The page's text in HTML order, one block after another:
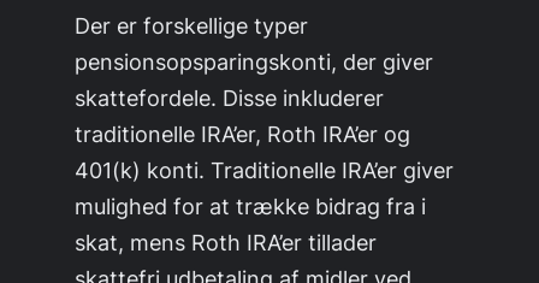
Der er forskellige typer
pensionsopsparingskonti, der giver
skattefordele. Disse inkluderer
traditionelle IRA’er, Roth IRA’er og
401(k) konti. Traditionelle IRA’er giver
mulighed for at trække bidrag fra i
skat, mens Roth IRA’er tillader